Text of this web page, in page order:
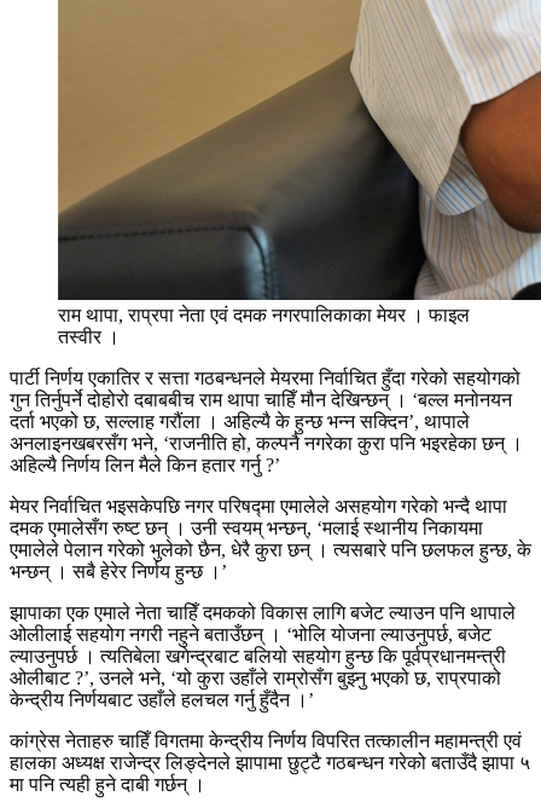
राम थापा, राप्रपा नेता एवं दमक नगरपालिकाका मेयर । फाइल
तस्वीर ।
पार्टी निर्णय एकातिर र सत्ता गठबन्धनले मेयरमा निर्वाचित हुँदा गरेको सहयोगको
गुन तिर्नुपर्ने दोहोरो दबाबबीच राम थापा चाहिँ मौन देखिन्छन् । ‘बल्ल मनोनयन
दर्ता भएको छ, सल्लाह गरौंला । अहिल्यै के हुन्छ भन्न सक्दिन’, थापाले
अनलाइनखबरसँग भने, ‘राजनीति हो, कल्पनै नगरेका कुरा पनि भइरहेका छन् ।
अहिल्यै निर्णय लिन मैले किन हतार गर्नु ?’
मेयर निर्वाचित भइसकेपछि नगर परिषद्मा एमालेले असहयोग गरेको भन्दै थापा
दमक एमालेसँग रुष्ट छन् । उनी स्वयम् भन्छन्, ‘मलाई स्थानीय निकायमा
एमालेले पेलान गरेको भुलेको छैन, धेरै कुरा छन् । त्यसबारे पनि छलफल हुन्छ, के
भन्छन् । सबै हेरेर निर्णय हुन्छ ।’
झापाका एक एमाले नेता चाहिँ दमकको विकास लागि बजेट ल्याउन पनि थापाले
ओलीलाई सहयोग नगरी नहुने बताउँछन् । ‘भोलि योजना ल्याउनुपर्छ, बजेट
ल्याउनुपर्छ । त्यतिबेला खगेन्द्रबाट बलियो सहयोग हुन्छ कि पूर्वप्रधानमन्त्री
ओलीबाट ?’, उनले भने, ‘यो कुरा उहाँले राम्रोसँग बुझ्नु भएको छ, राप्रपाको
केन्द्रीय निर्णयबाट उहाँले हलचल गर्नु हुँदैन ।’
कांग्रेस नेताहरु चाहिँ विगतमा केन्द्रीय निर्णय विपरित तत्कालीन महामन्त्री एवं
हालका अध्यक्ष राजेन्द्र लिङ्देनले झापामा छुट्टै गठबन्धन गरेको बताउँदै झापा ५
मा पनि त्यही हुने दाबी गर्छन् ।